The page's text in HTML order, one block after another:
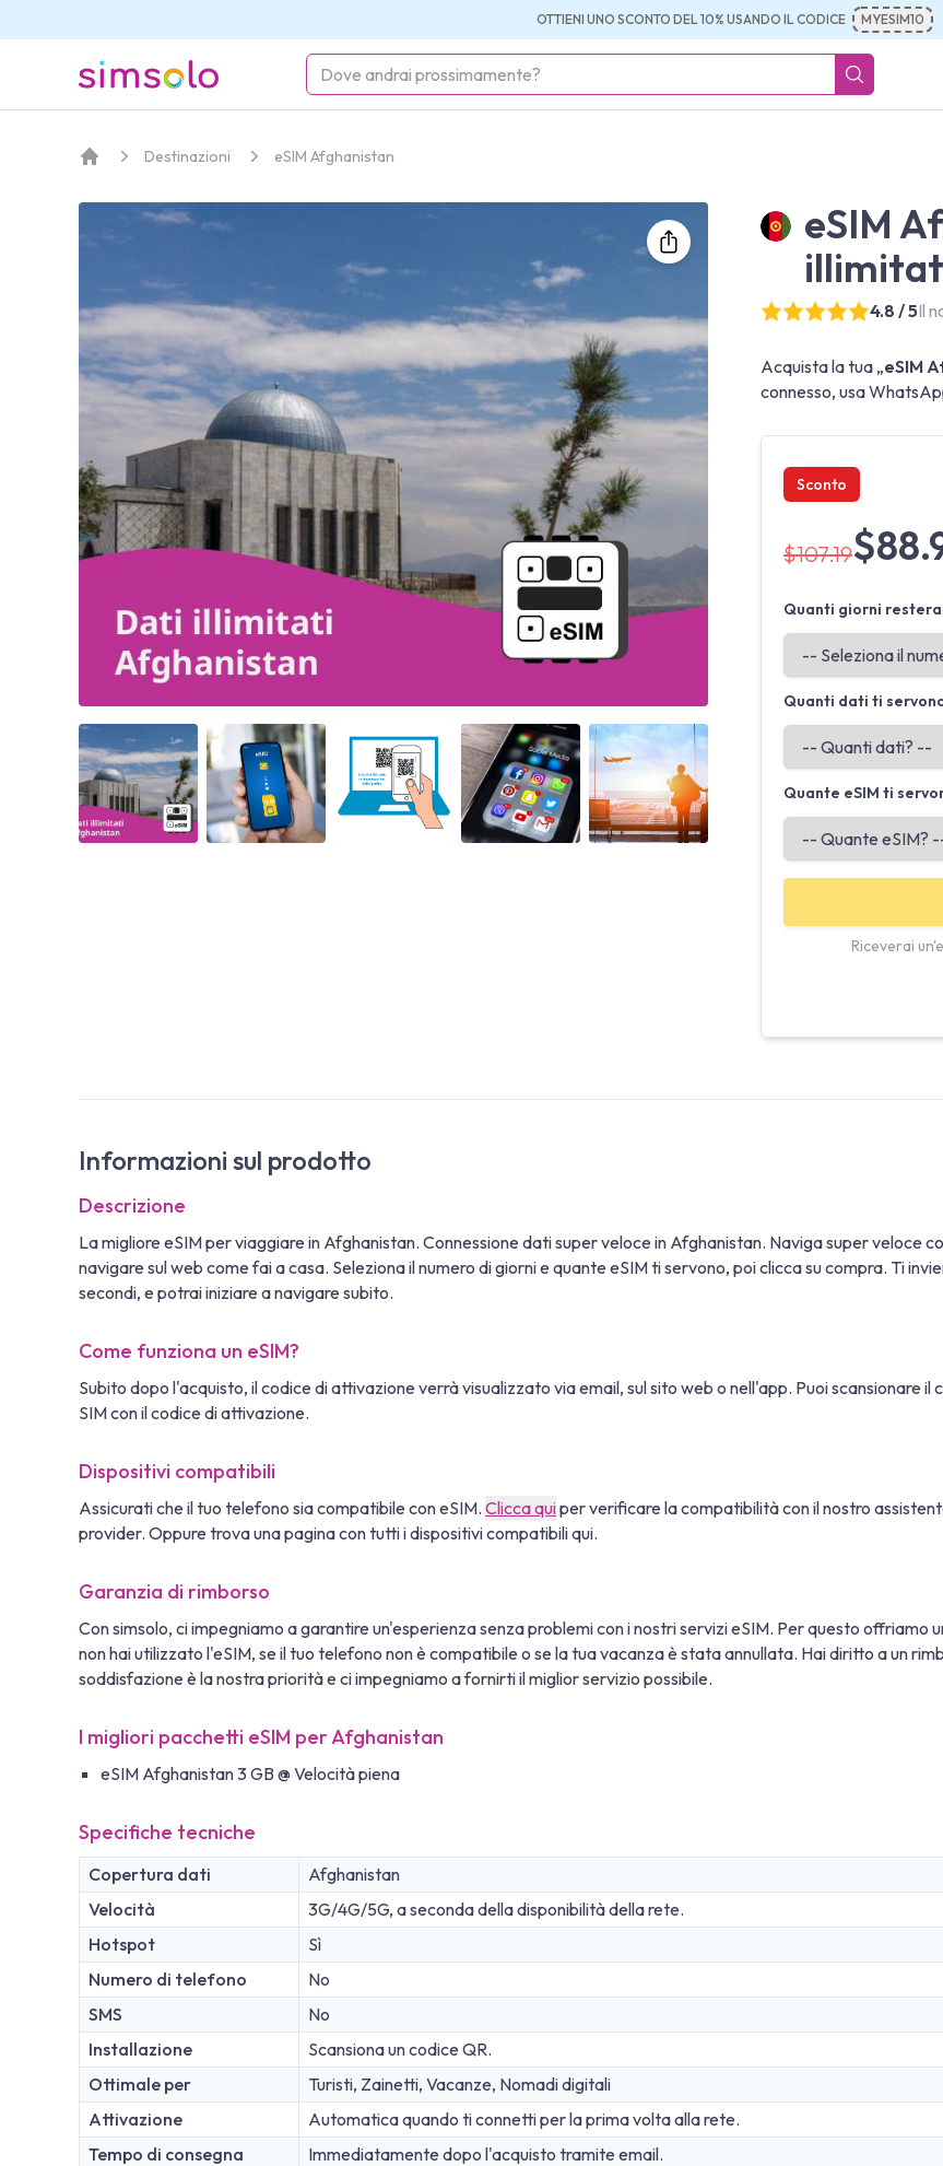
OTTIENI UNO SCONTO DEL 10% USANDO IL CODICE MYESIM10
simsolo
Destinazioni eSIM Afghanistan
Angled view Angled view Angled view Angled view Angled view
eSIM
4.8 / 5Il
Acquista la tua „eSIM
connesso, usa
Sconto
$107.19
Quanti giorni
Quanti dati ti
Quante eSIM ti
Riceverai
Informazioni sul prodotto
Descrizione
La migliore eSIM per viaggiare in Afghanistan. Connessione dati super veloce in Afghanistan. Naviga super veloce
navigare sul web come fai a casa. Seleziona il numero di giorni e quante eSIM ti servono, poi clicca su compra. Ti
secondi, e potrai iniziare a navigare subito.
Come funziona un eSIM?
Subito dopo l'acquisto, il codice di attivazione verrà visualizzato via email, sul sito web o nell'app. Puoi scansionare
SIM con il codice di attivazione.
Dispositivi compatibili
Assicurati che il tuo telefono sia compatibile con eSIM. Clicca quiper verificare la compatibilità con il nostro
provider. Oppure trova una pagina con tutti i dispositivi compatibili qui.
Garanzia di rimborso
Con simsolo, ci impegniamo a garantire un'esperienza senza problemi con i nostri servizi eSIM. Per questo offriamo
non hai utilizzato l'eSIM, se il tuo telefono non è compatibile o se la tua vacanza è stata annullata. Hai diritto a un
soddisfazione è la nostra priorità e ci impegniamo a fornirti il miglior servizio possibile.
I migliori pacchetti eSIM per Afghanistan
eSIM Afghanistan 3 GB @ Velocità piena
Specifiche tecniche
Copertura dati
Afghanistan
Velocità
3G/4G/5G, a seconda della disponibilità della rete.
Hotspot
Sì
Numero di telefono
No
SMS
No
Installazione
Scansiona un codice QR.
Ottimale per
Turisti, Zainetti, Vacanze, Nomadi digitali
Attivazione
Automatica quando ti connetti per la prima volta alla rete.
Tempo di consegna
Immediatamente dopo l'acquisto tramite email.